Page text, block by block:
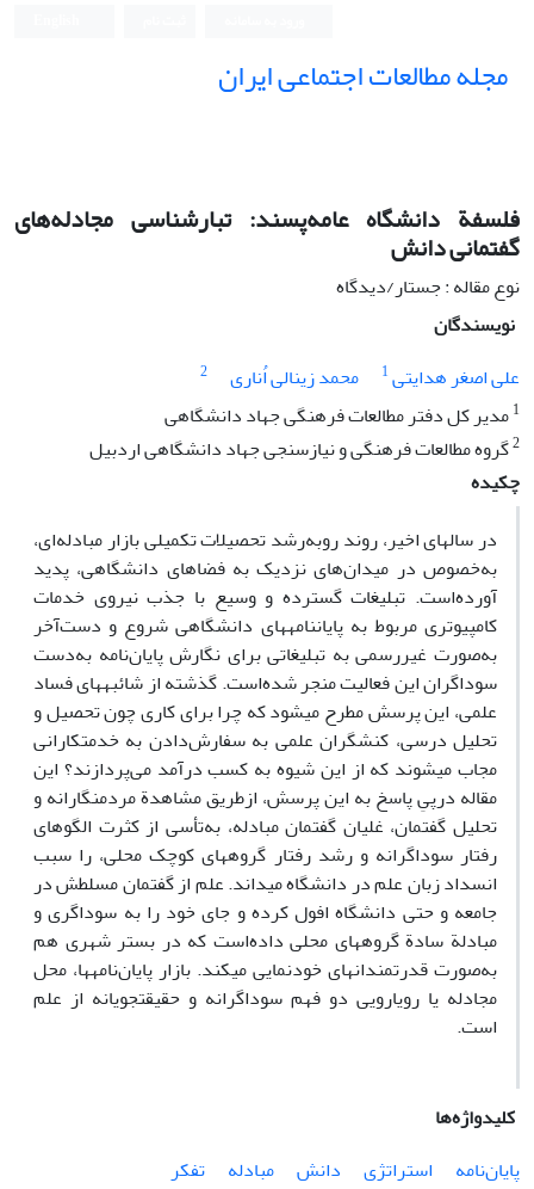
مجله مطالعات اجتماعی ایران
فلسفة دانشگاه عامه‌پسند: تبارشناسی مجادله‌های
گفتمانی دانش
نوع مقاله : جستار/دیدگاه
نویسندگان
علی اصغر هدایتی1 محمد زینالی اُناری
2
1مدیر کل دفتر مطالعات فرهنگی جهاد دانشگاهی
2گروه مطالعات فرهنگی و نیازسنجی جهاد دانشگاهی اردبیل
چکیده
در سال­های اخیر، روند روبه‌رشد تحصیلات تکمیلی بازار مبادله‌ای،
به‌خصوص در میدان‌های نزدیک به فضاهای دانشگاهی، پدید
آورده‌است. تبلیغات گسترده و وسیع با جذب نیروی خدمات
کامپیوتری مربوط به پایان­نامه­های دانشگاهی شروع و دست‌آخر
به‌صورت غیررسمی به تبلیغاتی برای نگارش پایان‌نامه به‌دست
سوداگران این فعالیت منجر شده‌است. گذشته از شائبه­های فساد
علمی، این پرسش مطرح می­شود که چرا برای کاری چون تحصیل و
تحلیل درسی، کنشگران علمی به سفارش‌دادن به خدمتکارانی
مجاب می­شوند که از این شیوه به کسب درآمد می‌پردازند؟ این
مقاله درپیِ پاسخ به این پرسش، ازطریق مشاهدة مردم­نگارانه و
تحلیل گفتمان، غلیان گفتمان مبادله، به‌تأسی از کثرت الگوهای
رفتار سوداگرانه و رشد رفتار گروه­های کوچک محلی، را سبب
انسداد زبان علم در دانشگاه می­داند. علم از گفتمان مسلطش در
جامعه و حتی دانشگاه افول کرده و جای خود را به سوداگری و
مبادلة سادة گروه­های محلی داده‌است که در بستر شهری هم
به‌صورت قدرتمندانه­ای خودنمایی می­کند. بازار پایان‌نامه­ها، محل
مجادله یا رویارویی دو فهم سوداگرانه و حقیقت­جویانه از علم
است.
کلیدواژه‌ها
پایان‌نامه
استراتژی دانش مبادله
تفکر